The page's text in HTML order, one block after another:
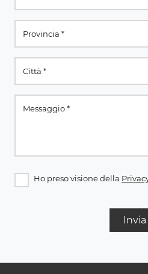
Ho preso visione della
Invia